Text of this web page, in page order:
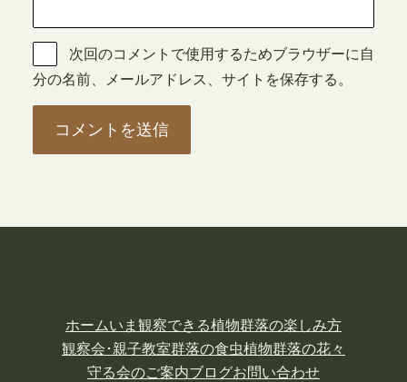
次回のコメントで使用するためブラウザーに自
分の名前、メールアドレス、サイトを保存する。
ホームいま観察できる植物群落の楽しみ方
観察会･親子教室群落の食虫植物群落の花々
守る会のご案内ブログお問い合わせ